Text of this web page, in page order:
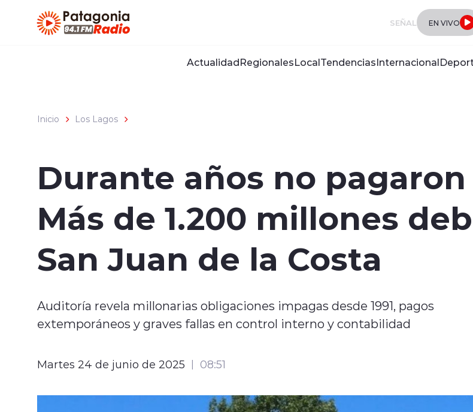
SEÑAL EN VIVO
ActualidadRegionalesLocalTendenciasInternacional
Inicio Los Lagos
Durante años no
Más de 1.200 millones
San Juan de la Costa
Auditoría revela millonarias obligaciones impagas desde 1991, pagos
extemporáneos y graves fallas en control interno y contabilidad
Martes 24 de junio de 2025 08:51